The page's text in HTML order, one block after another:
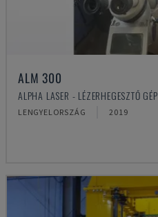
ALM 300
ALPHA LASER - LÉZERHEGESZTŐ GÉP
LENGYELORSZÁG 2019